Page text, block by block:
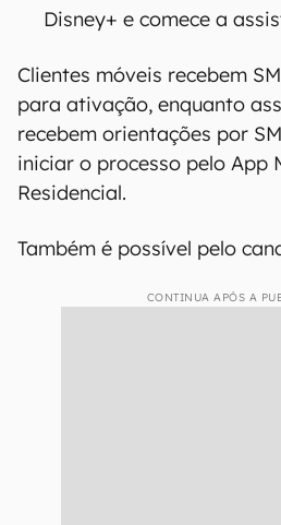
Passo 3: Procure pelo
Passo 4: Toque em
Disney+;
Passo 5: Confirme seus
quando solicitado;
Passo 6: Acesse